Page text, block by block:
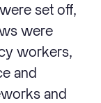
set off,
were
workers,
and
and